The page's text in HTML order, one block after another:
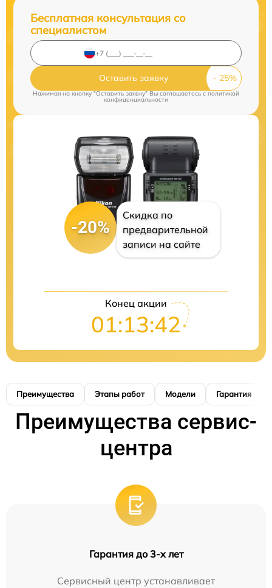
Бесплатная консультация со
специалистом
Оставить заявку
Нажимая на кнопку "Оставить заявку" Вы соглашаетесь cполитикой
конфиденциальности
-20%
Скидка по
предварительной
записи на сайте
Конец акции
01:13:41
Преимущества Этапы работ Модели Гарантия
Преимущества сервис-
центра
Гарантия до 3-х лет
Сервисный центр устанавливает